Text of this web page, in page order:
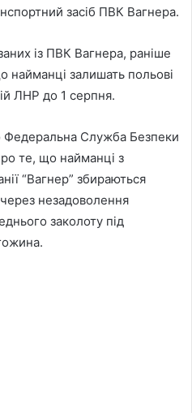
засіб ПВК Вагнера.
із ПВК Вагнера, раніше
найманці залишать польові
ЛНР до 1 серпня.
Федеральна Служба Безпеки
те, що найманці з
“Вагнер” збираються
незадоволення
заколоту під